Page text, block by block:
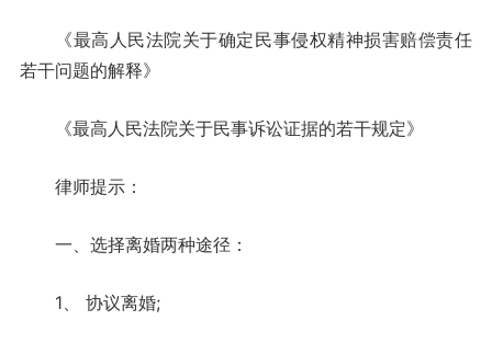
《最高人民法院关于确定民事侵权精神损害赔偿责任
若干问题的解释》
《最高人民法院关于民事诉讼证据的若干规定》
律师提示：
一、选择离婚两种途径：
1、 协议离婚;